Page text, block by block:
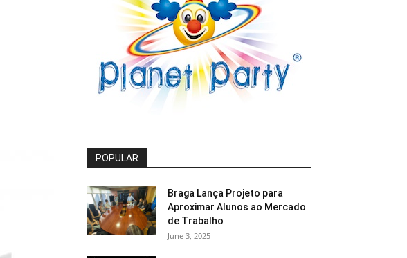
POPULAR
Braga Lança Projeto para
Aproximar Alunos ao Mercado
de Trabalho
June 3, 2025